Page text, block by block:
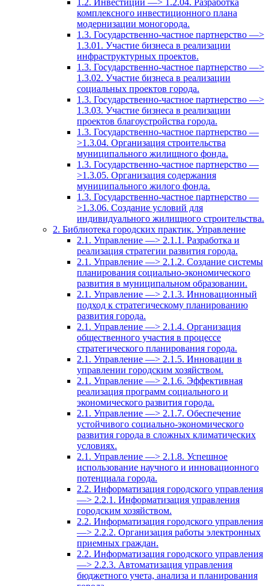
комплексного инвестиционного плана
модернизации моногорода.
1.3. Государственно-частное партнерство —>
1.3.01. Участие бизнеса в реализации
инфраструктурных проектов.
1.3. Государственно-частное партнерство —>
1.3.02. Участие бизнеса в реализации
социальных проектов города.
1.3. Государственно-частное партнерство —>
1.3.03. Участие бизнеса в реализации
проектов благоустройства города.
1.3. Государственно-частное партнерство —
>1.3.04. Организация строительства
муниципального жилищного фонда.
1.3. Государственно-частное партнерство —
>1.3.05. Организация содержания
муниципального жилого фонда.
1.3. Государственно-частное партнерство —
>1.3.06. Создание условий для
индивидуального жилищного строительства.
2. Библиотека городских практик. Управление
2.1. Управление —> 2.1.1. Разработка и
реализация стратегии развития города.
2.1. Управление —> 2.1.2. Создание системы
планирования социально-экономического
развития в муниципальном образовании.
2.1. Управление —> 2.1.3. Инновационный
подход к стратегическому планированию
развития города.
2.1. Управление —> 2.1.4. Организация
общественного участия в процессе
стратегического планирования города.
2.1. Управление —> 2.1.5. Инновации в
управлении городским хозяйством.
2.1. Управление —> 2.1.6. Эффективная
реализация программ социального и
экономического развития города.
2.1. Управление —> 2.1.7. Обеспечение
устойчивого социально-экономического
развития города в сложных климатических
условиях.
2.1. Управление —> 2.1.8. Успешное
использование научного и инновационного
потенциала города.
2.2. Информатизация городского управления
—> 2.2.1. Информатизация управления
городским хозяйством.
2.2. Информатизация городского управления
—> 2.2.2. Организация работы электронных
приемных граждан.
2.2. Информатизация городского управления
—> 2.2.3. Автоматизация управления
бюджетного учета, анализа и планирования